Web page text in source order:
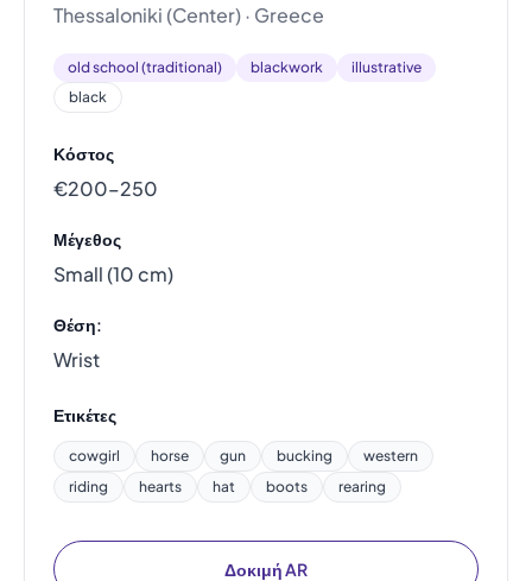
Thessaloniki (Center) · Greece
old school (traditional) blackwork
illustrative
black
Κόστος
€200–250
Μέγεθος
Small (10 cm)
Θέση:
Wrist
Ετικέτες
cowgirl horse gun bucking
western
riding
hearts hat boots rearing
Δοκιμή AR